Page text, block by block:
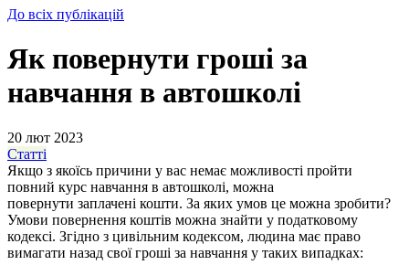
До всіх публікацій
Як повернути гроші за
навчання в автошколі
20 лют 2023
Статті
Якщо з якоїсь причини у вас немає можливості пройти
повний курс навчання в автошколі, можна
повернути заплачені кошти. За яких умов це можна зробити?
Умови повернення коштів можна знайти у податковому
кодексі. Згідно з цивільним кодексом, людина має право
вимагати назад свої гроші за навчання у таких випадках: